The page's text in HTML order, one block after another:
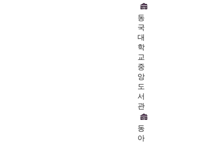
동
국
대
학
교
중
앙
도
서
관
동
아